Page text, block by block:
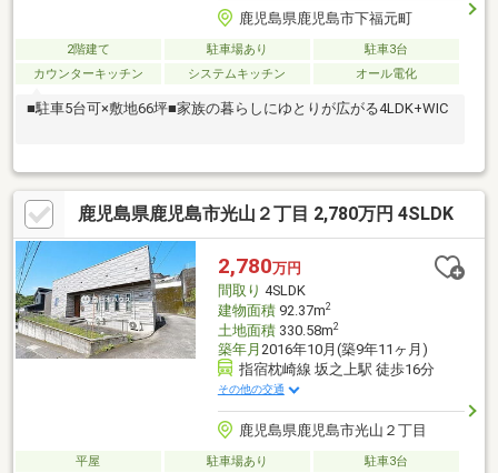
鹿児島県鹿児島市下福元町
2階建て 駐車場あり
駐車3台
カウンターキッチン
システムキッチン オール電化
■駐車5台可×敷地66坪■家族の暮らしにゆとりが広がる4LDK+WIC
鹿児島県鹿児島市光山２丁目 2,780万円 4SLDK
2,780万円
間取り 4SLDK
建物面積92.37m2
土地面積330.58m2
築年月 2016年10月(築9年11ヶ月)
指宿枕崎線 坂之上駅 徒歩16分
その他の交通
鹿児島県鹿児島市光山２丁目
平屋 駐車場あり
駐車3台